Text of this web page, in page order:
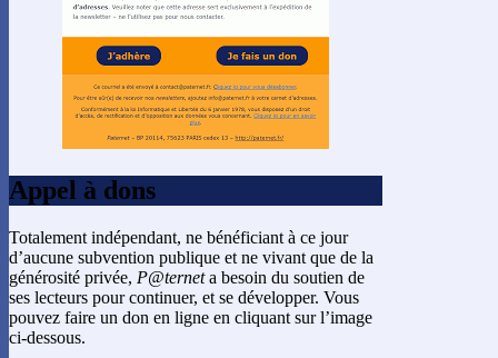
Appel à dons
Totalement indépendant, ne bénéficiant à ce jour
d’aucune subvention publique et ne vivant que de la
générosité privée, P@terneta besoin du soutien de
ses lecteurs pour continuer, et se développer. Vous
pouvez faire un don en ligne en cliquant sur l’image
ci-dessous.